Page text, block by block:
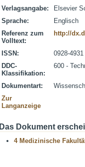
Verlagsangabe:
Elsevier
Sprache:
Englisch
Referenz zum
Volltext:
http://
ISSN:
0928-4931
DDC-
Klassifikation:
600 -
Dokumentart:
Zur
Langanzeige
Das Dokument
4 Medizinische